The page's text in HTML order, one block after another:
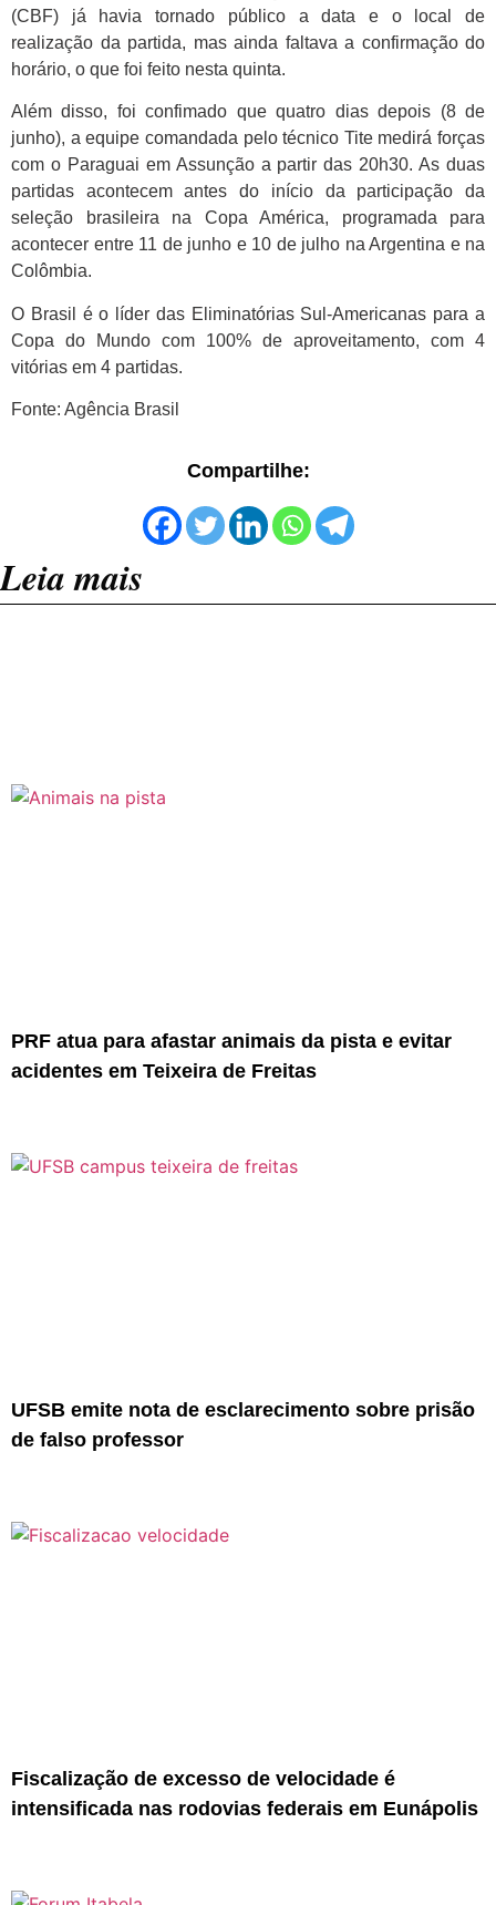
(CBF) já havia tornado público a data e o local de
realização da partida, mas ainda faltava a confirmação do
horário, o que foi feito nesta quinta.
Além disso, foi confimado que quatro dias depois (8 de
junho), a equipe comandada pelo técnico Tite medirá forças
com o Paraguai em Assunção a partir das 20h30. As duas
partidas acontecem antes do início da participação da
seleção brasileira na Copa América, programada para
acontecer entre 11 de junho e 10 de julho na Argentina e na
Colômbia.
O Brasil é o líder das Eliminatórias Sul-Americanas para a
Copa do Mundo com 100% de aproveitamento, com 4
vitórias em 4 partidas.
Fonte: Agência Brasil
Compartilhe:
Leia mais
PRF atua para afastar animais da pista e evitar
acidentes em Teixeira de Freitas
UFSB emite nota de esclarecimento sobre prisão
de falso professor
Fiscalização de excesso de velocidade é
intensificada nas rodovias federais em Eunápolis